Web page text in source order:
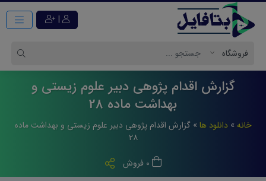
|
گزارش اقدام پژوهی دبیر علوم زیستی و
بهداشت ماده 28
خانه »دانلود ها »گزارش اقدام پژوهی دبیر علوم زیستی و بهداشت ماده
۲۸